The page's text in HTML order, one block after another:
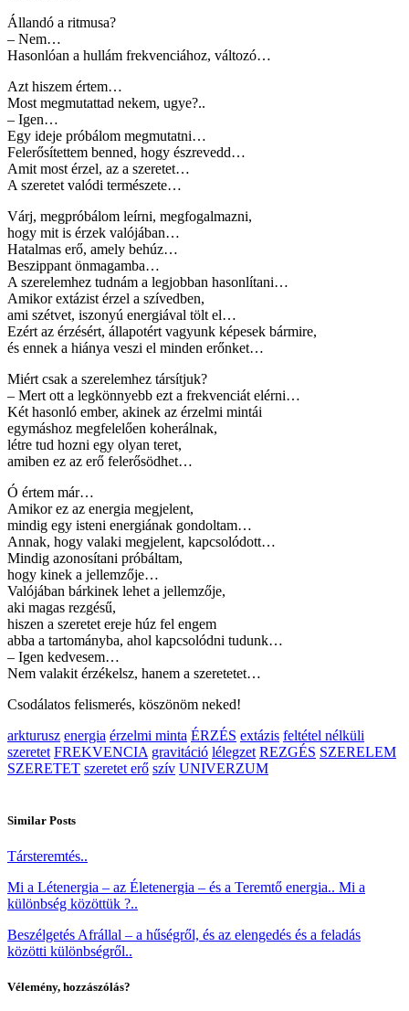
Állandó a ritmusa?
– Nem…
Hasonlóan a hullám frekvenciához, változó…
Azt hiszem értem…
Most megmutattad nekem, ugye?..
– Igen…
Egy ideje próbálom megmutatni…
Felerősítettem benned, hogy észrevedd…
Amit most érzel, az a szeretet…
A szeretet valódi természete…
Várj, megpróbálom leírni, megfogalmazni,
hogy mit is érzek valójában…
Hatalmas erő, amely behúz…
Beszippant önmagamba…
A szerelemhez tudnám a legjobban hasonlítani…
Amikor extázist érzel a szívedben,
ami szétvet, iszonyú energiával tölt el…
Ezért az érzésért, állapotért vagyunk képesek bármire,
és ennek a hiánya veszi el minden erőnket…
Miért csak a szerelemhez társítjuk?
– Mert ott a legkönnyebb ezt a frekvenciát elérni…
Két hasonló ember, akinek az érzelmi mintái
egymáshoz megfelelően koherálnak,
létre tud hozni egy olyan teret,
amiben ez az erő felerősödhet…
Ó értem már…
Amikor ez az energia megjelent,
mindig egy isteni energiának gondoltam…
Annak, hogy valaki megjelent, kapcsolódott…
Mindig azonosítani próbáltam,
hogy kinek a jellemzője…
Valójában bárkinek lehet a jellemzője,
aki magas rezgésű,
hiszen a szeretet ereje húz fel engem
abba a tartományba, ahol kapcsolódni tudunk…
– Igen kedvesem…
Nem valakit érzékelsz, hanem a szeretetet…
Csodálatos felismerés, köszönöm neked!
arkturusz energia érzelmi minta ÉRZÉS extázis feltétel nélküli
szeretet FREKVENCIA gravitáció lélegzet REZGÉS SZERELEM
SZERETET szeretet erő szív UNIVERZUM
Similar Posts
Társteremtés..
Mi a Létenergia – az Életenergia – és a Teremtő energia.. Mi a
különbség közöttük ?..
Beszélgetés Afrállal – a hűségről, és az elengedés és a feladás
közötti különbségről..
Vélemény, hozzászólás?